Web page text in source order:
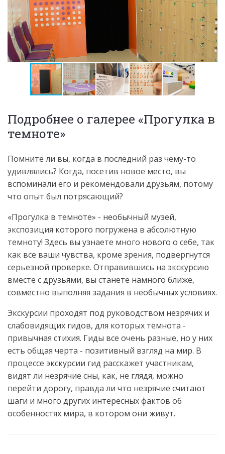
Подробнее о галерее «Прогулка в
темноте»
Помните ли вы, когда в последний раз чему-то
удивлялись? Когда, посетив новое место, вы
вспоминали его и рекомендовали друзьям, потому
что опыт был потрясающий?
«Прогулка в темноте» - необычный музей,
экспозиция которого погружена в абсолютную
темноту! Здесь вы узнаете много нового о себе, так
как все ваши чувства, кроме зрения, подвергнутся
серьезной проверке. Отправившись на экскурсию
вместе с друзьями, вы станете намного ближе,
совместно выполняя задания в необычных условиях.
Экскурсии проходят под руководством незрячих и
слабовидящих гидов, для которых темнота -
привычная стихия. Гиды все очень разные, но у них
есть общая черта - позитивный взгляд на мир. В
процессе экскурсии гид расскажет участникам,
видят ли незрячие сны, как, не глядя, можно
перейти дорогу, правда ли что незрячие считают
шаги и много других интересных фактов об
особенностях мира, в котором они живут.